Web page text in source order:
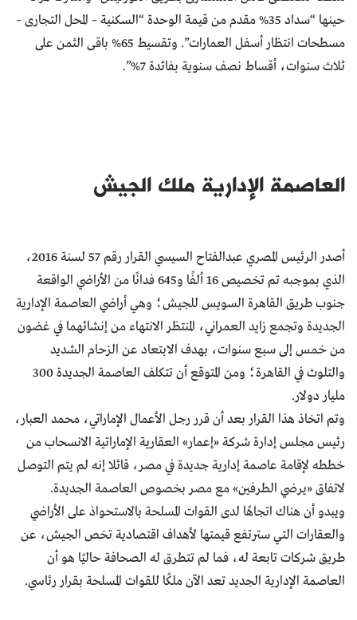
حينها “سداد 35% مقدم من قيمة الوحدة “السكنية – المحل التجارى –
مسطحات انتظار أسفل العمارات”. وتقسيط 65% باقى الثمن على
ثلاث سنوات، أقساط نصف سنوية بفائدة 7%”.
العاصمة الإدارية ملك الجيش
أصدر الرئيس المصري عبدالفتاح السيسي القرار رقم 57 لسنة 2016،
الذي بموجبه تم تخصيص 16 ألفًا و645 فدانًا من الأراضي الواقعة
جنوب طريق القاهرة السويس للجيش؛ وهي أراضي العاصمة الإدارية
الجديدة وتجمع زايد العمراني، المنتظر الانتهاء من إنشائهما في غضون
من خمس إلى سبع سنوات، بهدف الابتعاد عن الزحام الشديد
والتلوث في القاهرة؛ ومن المتوقع أن تتكلف العاصمة الجديدة 300
مليار دولار.
وتم اتخاذ هذا القرار بعد أن قرر رجل الأعمال الإماراتي، محمد العبار،
رئيس مجلس إدارة شركة «إعمار» العقارية الإماراتية الانسحاب من
خططه لإقامة عاصمة إدارية جديدة في مصر، قائلا إنه لم يتم التوصل
لاتفاق «يرضي الطرفين» مع مصر بخصوص العاصمة الجديدة.
ويبدو أن هناك اتجاهًا لدى القوات المسلحة بالاستحواذ على الأراضي
والعقارات التي سترتفع قيمتها لأهداف اقتصادية تخص الجيش، عن
طريق شركات تابعة له، فما لم تتطرق له الصحافة حاليًا هو أن
العاصمة الإدارية الجديد تعد الآن ملكًا للقوات المسلحة بقرار رئاسي.